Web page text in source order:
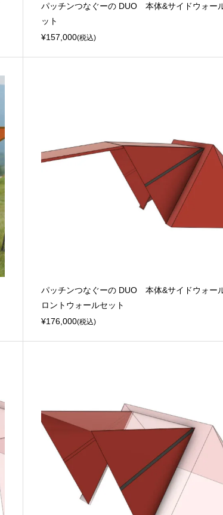
パッチンつなぐーの DUO 本体&サイドウォー
ット
¥157,000(税込)
パッチンつなぐーの DUO 本体&サイドウォー
ロントウォールセット
¥176,000(税込)